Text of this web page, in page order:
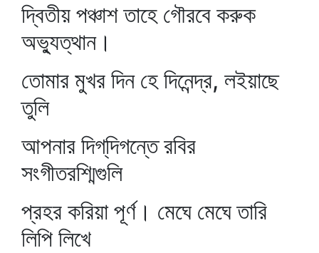
দ্বিতীয় পঞ্চাশ তাহে গৌরবে করুক
অভ্যুত্থান।
তোমার মুখর দিন হে দিনেন্দ্র, লইয়াছে
তুলি
আপনার দিগ্‌দিগন্তে রবির
সংগীতরশ্মিগুলি
প্রহর করিয়া পূর্ণ। মেঘে মেঘে তারি
লিপি লিখে